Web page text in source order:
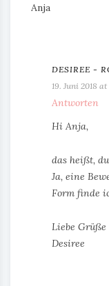
Anja
DESIREE -
19. Juni 2018 at
Antworten
Hi Anja,
das heißt,
Ja, eine
Form finde
Liebe Grüße
Desiree